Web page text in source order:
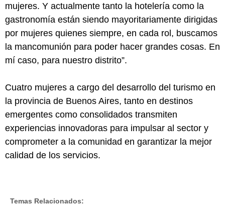
mujeres. Y actualmente tanto la hotelería como la
gastronomía están siendo mayoritariamente dirigidas
por mujeres quienes siempre, en cada rol, buscamos
la mancomunión para poder hacer grandes cosas. En
mí caso, para nuestro distrito”.
Cuatro mujeres a cargo del desarrollo del turismo en
la provincia de Buenos Aires, tanto en destinos
emergentes como consolidados transmiten
experiencias innovadoras para impulsar al sector y
comprometer a la comunidad en garantizar la mejor
calidad de los servicios.
Temas Relacionados: